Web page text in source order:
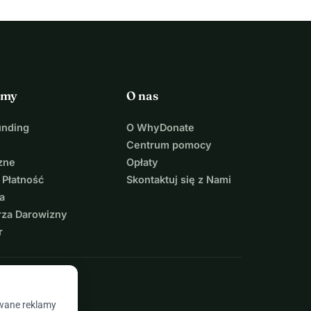
Darowizny
O nas
O WhyDonate
Centrum pomocy
Opłaty
Skontaktuj się z Nami
reklamy